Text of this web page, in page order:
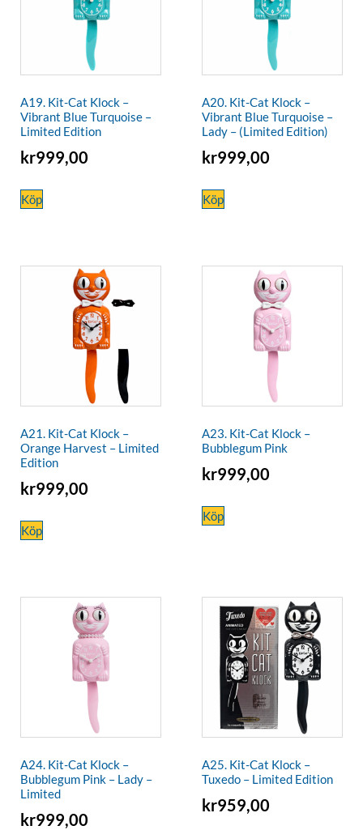
A19. Kit-Cat Klock –
Vibrant Blue Turquoise –
Limited Edition
kr999,00
Köp
A20. Kit-Cat Klock –
Vibrant Blue Turquoise –
Lady – (Limited Edition)
kr999,00
Köp
A21. Kit-Cat Klock –
Orange Harvest – Limited
Edition
kr999,00
Köp
A23. Kit-Cat Klock –
Bubblegum Pink
kr999,00
Köp
A24. Kit-Cat Klock –
Bubblegum Pink – Lady –
Limited
kr999,00
A25. Kit-Cat Klock –
Tuxedo – Limited Edition
kr959,00